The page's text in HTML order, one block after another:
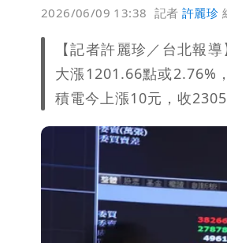
2026/06/09 13:38 記者許麗珍
【記者許麗珍／台北報
大漲1201.66點或2.76%
積電今上漲10元，收2305